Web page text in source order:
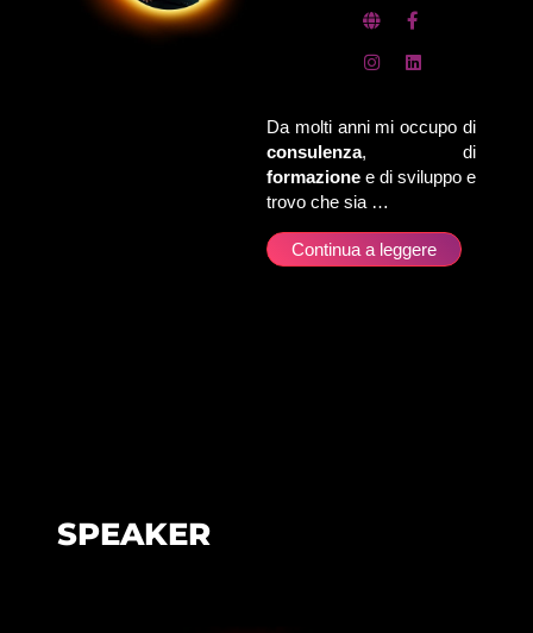
Da molti anni mi occupo di
consulenza, di
formazione e di sviluppo e
trovo che sia …
Continua a leggere
SPEAKER